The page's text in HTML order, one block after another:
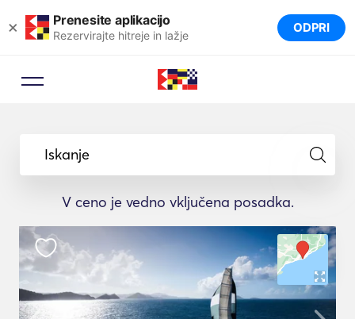
× Prenesite aplikacijo
Rezervirajte hitreje in lažje ODPRI
Iskanje
V ceno je vedno vključena posadka.